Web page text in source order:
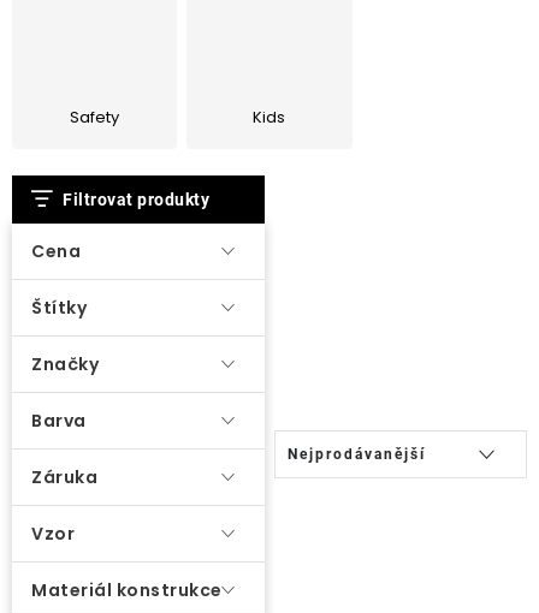
Safety Kids
Filtrovat produkty
Cena
Štítky
Značky
Barva
Záruka
Vzor
Materiál konstrukce
V
ý
i
s
r
d
t
Ř
a
Nejprodávanější